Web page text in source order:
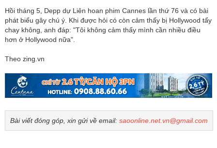
Hồi tháng 5, Depp dự Liên hoan phim Cannes lần thứ 76 và có bài
phát biểu gây chú ý. Khi được hỏi có còn cảm thấy bị Hollywood tẩy
chay không, anh đáp: "Tôi không cảm thấy mình cần nhiều điều
hơn ở Hollywood nữa".
Theo zing.vn
Bài viết đóng góp, xin gửi về email: saoonline.net.vn@gmail.com